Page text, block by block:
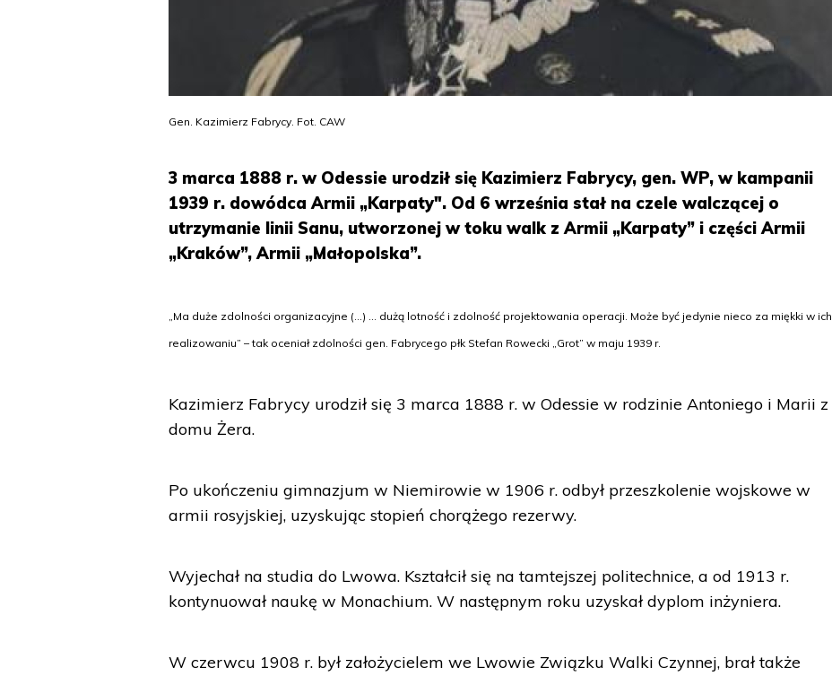
Gen. Kazimierz Fabrycy. Fot. CAW
3 marca 1888 r. w Odessie urodził się Kazimierz Fabrycy, gen. WP, w kampanii
1939 r. dowódca Armii „Karpaty". Od 6 września stał na czele walczącej o
utrzymanie linii Sanu, utworzonej w toku walk z Armii „Karpaty” i części Armii
„Kraków”, Armii „Małopolska”.
„Ma duże zdolności organizacyjne (...) ... dużą lotność i zdolność projektowania operacji. Może być jedynie nieco za miękki w ich
realizowaniu” – tak oceniał zdolności gen. Fabrycego płk Stefan Rowecki „Grot” w maju 1939 r.
Kazimierz Fabrycy urodził się 3 marca 1888 r. w Odessie w rodzinie Antoniego i Marii z
domu Żera.
Po ukończeniu gimnazjum w Niemirowie w 1906 r. odbył przeszkolenie wojskowe w
armii rosyjskiej, uzyskując stopień chorążego rezerwy.
Wyjechał na studia do Lwowa. Kształcił się na tamtejszej politechnice, a od 1913 r.
kontynuował naukę w Monachium. W następnym roku uzyskał dyplom inżyniera.
W czerwcu 1908 r. był założycielem we Lwowie Związku Walki Czynnej, brał także